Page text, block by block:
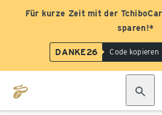
Für kurze Zeit mit der
sparen!*
DANKE26 Code kopieren